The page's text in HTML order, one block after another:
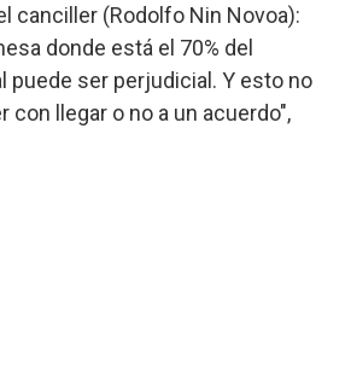
canciller (Rodolfo Nin Novoa):
donde está el 70% del
puede ser perjudicial. Y esto no
con llegar o no a un acuerdo",